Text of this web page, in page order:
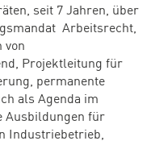
seit 7 Jahren, über
Arbeitsrecht,
von
Projektleitung für
permanente
als Agenda im
Ausbildungen für
Industriebetrieb,